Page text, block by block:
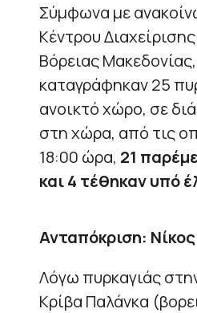
Σύμφωνα με
Κέντρου
Βόρειας
καταγράφηκαν 25
ανοικτό χώρο, σε
στη χώρα, από τις
18:00 ώρα, 21
και 4 τέθηκαν υπό
Ανταπόκριση:
Λόγω πυρκαγιάς
Κρίβα Παλάνκα